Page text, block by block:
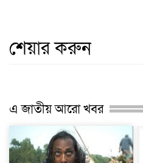
শেয়ার করুন
এ জাতীয় আরো খবর